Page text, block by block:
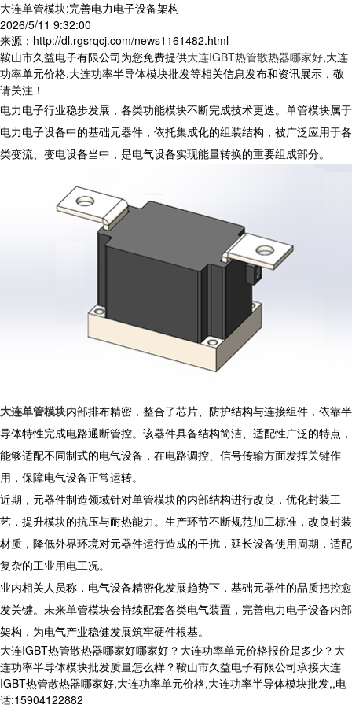
大连单管模块:完善电力电子设备架构
2026/5/11 9:32:00
来源：http://dl.rgsrqcj.com/news1161482.html
鞍山市久益电子有限公司为您免费提供大连IGBT热管散热器哪家好,大连
功率单元价格,大连功率半导体模块批发等相关信息发布和资讯展示，敬
请关注！
电力电子行业稳步发展，各类功能模块不断完成技术更迭。单管模块属于
电力电子设备中的基础元器件，依托集成化的组装结构，被广泛应用于各
类变流、变电设备当中，是电气设备实现能量转换的重要组成部分。
大连单管模块内部排布精密，整合了芯片、防护结构与连接组件，依靠半
导体特性完成电路通断管控。该器件具备结构简洁、适配性广泛的特点，
能够适配不同制式的电气设备，在电路调控、信号传输方面发挥关键作
用，保障电气设备正常运转。
近期，元器件制造领域针对单管模块的内部结构进行改良，优化封装工
艺，提升模块的抗压与耐热能力。生产环节不断规范加工标准，改良封装
材质，降低外界环境对元器件运行造成的干扰，延长设备使用周期，适配
复杂的工业用电工况。
业内相关人员称，电气设备精密化发展趋势下，基础元器件的品质把控愈
发关键。未来单管模块会持续配套各类电气装置，完善电力电子设备内部
架构，为电气产业稳健发展筑牢硬件根基。
大连IGBT热管散热器哪家好哪家好？大连功率单元价格报价是多少？大
连功率半导体模块批发质量怎么样？鞍山市久益电子有限公司承接大连
IGBT热管散热器哪家好,大连功率单元价格,大连功率半导体模块批发,,电
话:15904122882